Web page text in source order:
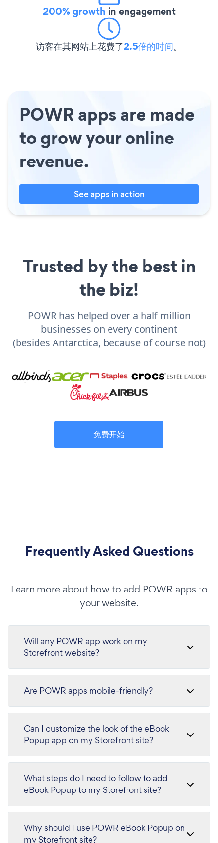
200% growth in engagement
访客在其网站上花费了2.5倍的时间。
POWR apps are made
to grow your online
revenue.
See apps in action
Trusted by the best in
the biz!
POWR has helped over a half million
businesses on every continent
(besides Antarctica, because of course not)
免费开始
Frequently Asked Questions
Learn more about how to add POWR apps to
your website.
Will any POWR app work on my
Storefront website?
Are POWR apps mobile-friendly?
Can I customize the look of the eBook
Popup app on my Storefront site?
What steps do I need to follow to add
eBook Popup to my Storefront site?
Why should I use POWR eBook Popup on
my Storefront site?